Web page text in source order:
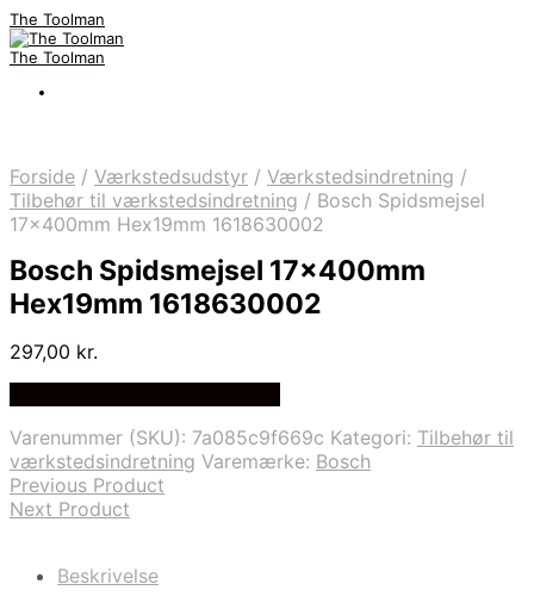
The Toolman
The Toolman
Forside / Værkstedsudstyr / Værkstedsindretning /
Tilbehør til værkstedsindretning / Bosch Spidsmejsel
17x400mm Hex19mm 1618630002
Bosch Spidsmejsel 17x400mm
Hex19mm 1618630002
297,00 kr.
Varenummer (SKU): 7a085c9f669c Kategori: Tilbehør til
værkstedsindretning Varemærke: Bosch
Previous Product
Next Product
Beskrivelse